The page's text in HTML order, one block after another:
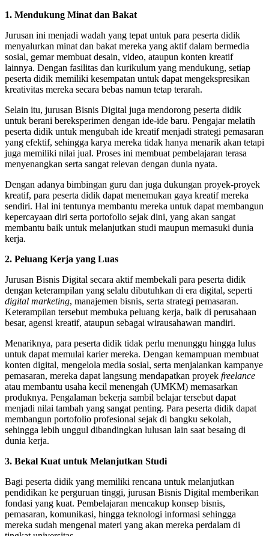
1. Mendukung Minat dan Bakat
Jurusan ini menjadi wadah yang tepat untuk para peserta didik
menyalurkan minat dan bakat mereka yang aktif dalam bermedia
sosial, gemar membuat desain, video, ataupun konten kreatif
lainnya. Dengan fasilitas dan kurikulum yang mendukung, setiap
peserta didik memiliki kesempatan untuk dapat mengekspresikan
kreativitas mereka secara bebas namun tetap terarah.
Selain itu, jurusan Bisnis Digital juga mendorong peserta didik
untuk berani bereksperimen dengan ide-ide baru. Pengajar melatih
peserta didik untuk mengubah ide kreatif menjadi strategi pemasaran
yang efektif, sehingga karya mereka tidak hanya menarik akan tetapi
juga memiliki nilai jual. Proses ini membuat pembelajaran terasa
menyenangkan serta sangat relevan dengan dunia nyata.
Dengan adanya bimbingan guru dan juga dukungan proyek-proyek
kreatif, para peserta didik dapat menemukan gaya kreatif mereka
sendiri. Hal ini tentunya membantu mereka untuk dapat membangun
kepercayaan diri serta portofolio sejak dini, yang akan sangat
membantu baik untuk melanjutkan studi maupun memasuki dunia
kerja.
2. Peluang Kerja yang Luas
Jurusan Bisnis Digital secara aktif membekali para peserta didik
dengan keterampilan yang selalu dibutuhkan di era digital, seperti
digital marketing, manajemen bisnis, serta strategi pemasaran.
Keterampilan tersebut membuka peluang kerja, baik di perusahaan
besar, agensi kreatif, ataupun sebagai wirausahawan mandiri.
Menariknya, para peserta didik tidak perlu menunggu hingga lulus
untuk dapat memulai karier mereka. Dengan kemampuan membuat
konten digital, mengelola media sosial, serta menjalankan kampanye
pemasaran, mereka dapat langsung mendapatkan proyek freelance
atau membantu usaha kecil menengah (UMKM) memasarkan
produknya. Pengalaman bekerja sambil belajar tersebut dapat
menjadi nilai tambah yang sangat penting. Para peserta didik dapat
membangun portofolio profesional sejak di bangku sekolah,
sehingga lebih unggul dibandingkan lulusan lain saat besaing di
dunia kerja.
3. Bekal Kuat untuk Melanjutkan Studi
Bagi peserta didik yang memiliki rencana untuk melanjutkan
pendidikan ke perguruan tinggi, jurusan Bisnis Digital memberikan
fondasi yang kuat. Pembelajaran mencakup konsep bisnis,
pemasaran, komunikasi, hingga teknologi informasi sehingga
mereka sudah mengenal materi yang akan mereka perdalam di